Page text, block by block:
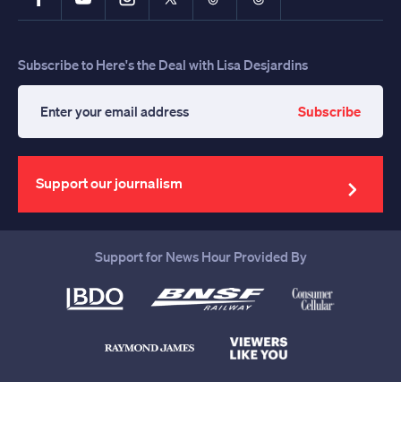
Subscribe to Here's the Deal with Lisa Desjardins
your
email
address
Subscribe
Support our journalism
Support for News Hour Provided By